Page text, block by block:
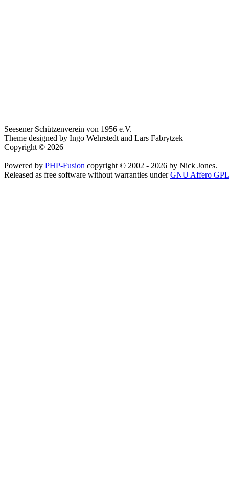
Seesener Schützenverein von 1956 e.V.
Theme designed by Ingo Wehrstedt and Lars Fabrytzek
Copyright © 2026
Powered by PHP-Fusion copyright © 2002 - 2026 by Nick Jones.
Released as free software without warranties underGNU Affero GPL